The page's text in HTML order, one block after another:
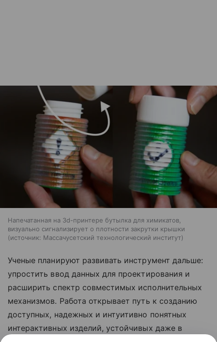
Напечатанная на 3d-принтере бутылка для химикатов,
визуально сигнализирует о плотности закрутки крышки
источник: Массачусетский технологический институт
Ученые планируют развивать инструмент дальше:
упростить ввод данных для проектирования и
расширить спектр совместимых исполнительных
механизмов. Работа открывает путь к созданию
доступных, надежных и интуитивно понятных
интерактивных изделий, устойчивых даже в